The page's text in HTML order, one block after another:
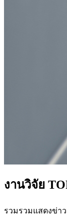
งานวิจัย
รวมรวมแสดงข่า